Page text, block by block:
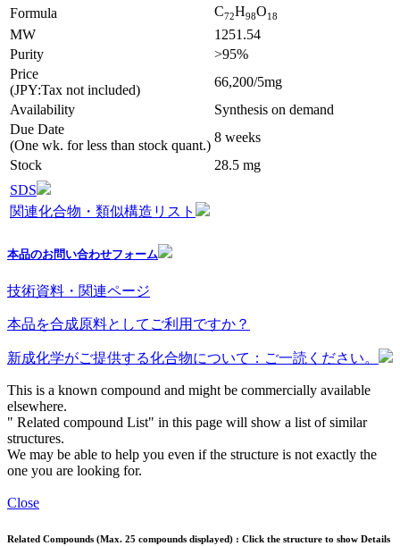
Formula
C72H98O18
MW
1251.54
Purity
>95%
Price
(JPY:Tax not included)
66,200/5mg
Availability
Synthesis on demand
Due Date
(One wk. for less than stock quant.)
8 weeks
Stock
28.5 mg
SDS
関連化合物・類似構造リスト
本品のお問い合わせフォーム
技術資料・関連ページ
本品を合成原料としてご利用ですか？
新成化学がご提供する化合物について：ご一読ください。
This is a known compound and might be commercially available
elsewhere.
" Related compound List" in this page will show a list of similar
structures.
We may be able to help you even if the structure is not exactly the
one you are looking for.
Close
Related Compounds (Max. 25 compounds displayed) : Click the structure to show Details